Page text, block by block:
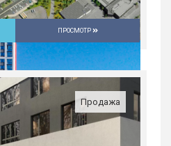
в ЖК «Русь» на
область,
ПРОСМОТР
Продажа